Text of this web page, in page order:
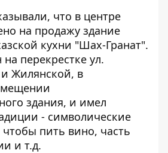
что в центре
на продажу здание
кухни "Шах-Гранат".
перекрестке ул.
Жилянской, в
здания, и имел
- символические
чтобы пить вино, часть
и т.д.